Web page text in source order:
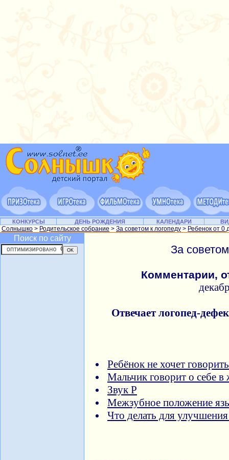
КОНКУРСЫ ДЕНЬ РОЖДЕНИЯ КАЛЕНДАРИ
Солнышко > Родительское собрание > За советом к логопеду > Ребенок от 0
Поиск по сайту
За
Комментарии,
Отвечает логопед-
Ребёнок не хочет говорить
Мальчик говорит о себе в
Звук Р
Межзубное положение
Что делать для